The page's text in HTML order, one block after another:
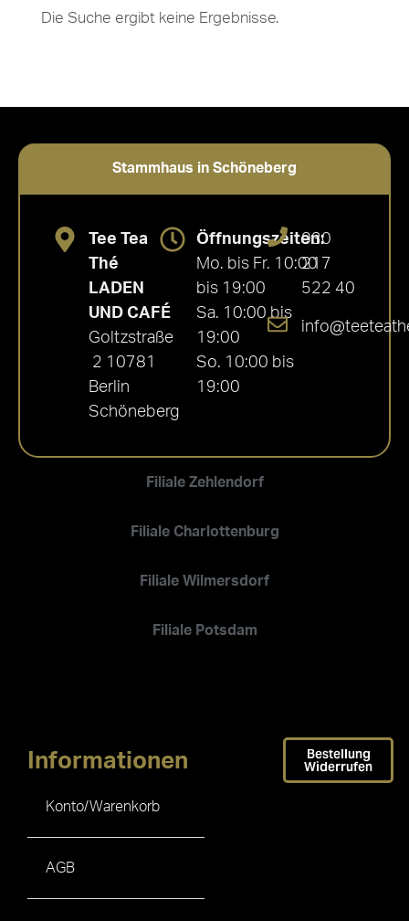
Die Suche ergibt keine Ergebnisse.
Stammhaus in Schöneberg
Filiale Zehlendorf
Filiale Charlottenburg
Filiale Wilmersdorf
Filiale Potsdam
Tee Tea
Thé
LADEN
UND CAFÉ
Goltzstraße
2 10781
Berlin
Schöneberg
Öffnungszeiten:
Mo. bis Fr. 10:00
bis 19:00
Sa. 10:00 bis
19:00
So. 10:00 bis
19:00
030
217
522 40
Informationen
Konto/Warenkorb
AGB
Bestellung
Widerrufen